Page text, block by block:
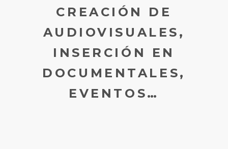
CREACIÓN DE
AUDIOVISUALES,
INSERCIÓN EN
DOCUMENTALES,
EVENTOS…